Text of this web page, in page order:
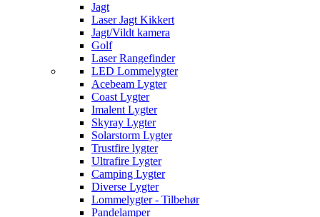
Jagt
Laser Jagt Kikkert
Jagt/Vildt kamera
Golf
Laser Rangefinder
LED Lommelygter
Acebeam Lygter
Coast Lygter
Imalent Lygter
Skyray Lygter
Solarstorm Lygter
Trustfire lygter
Ultrafire Lygter
Camping Lygter
Diverse Lygter
Lommelygter - Tilbehør
Pandelamper